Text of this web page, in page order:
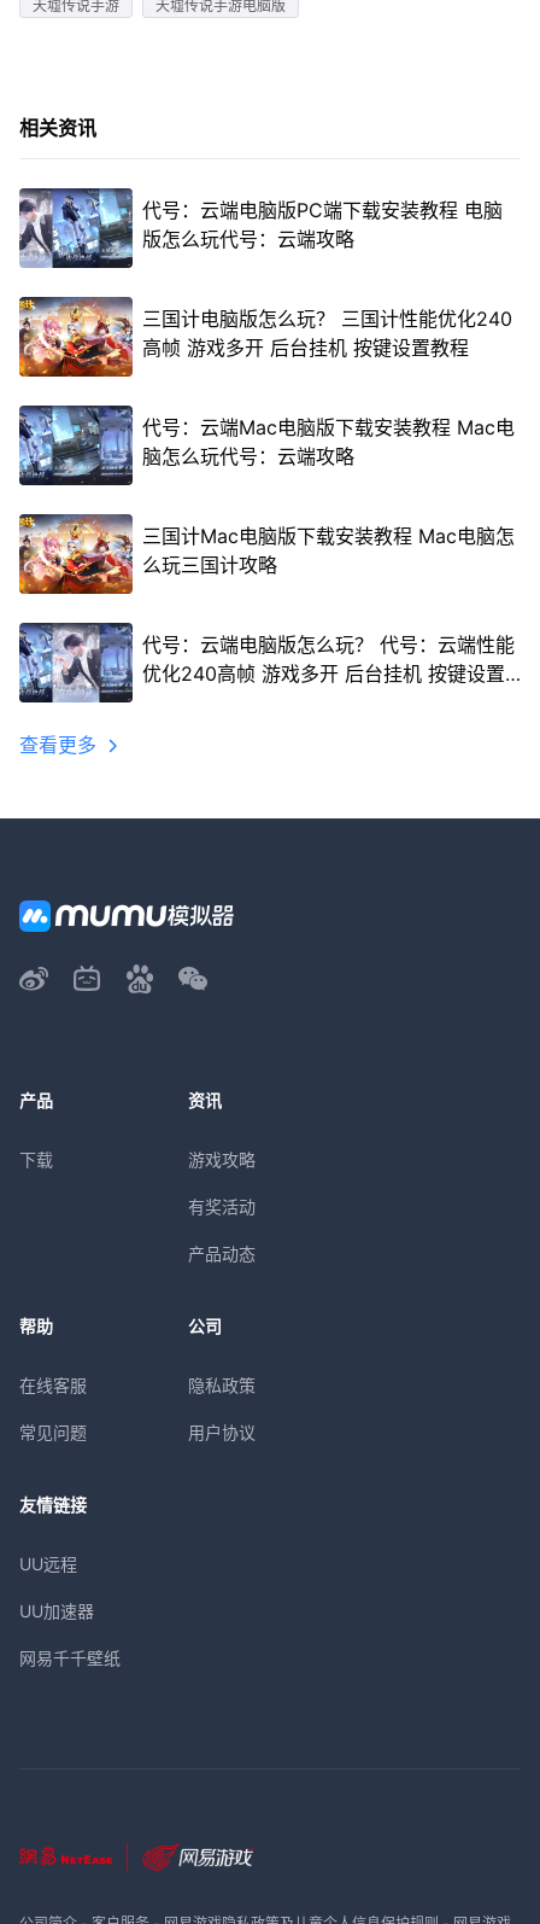
天墟传说手游
天墟传说手游电脑版
相关资讯
代号：云端电脑版PC端下载安装教程 电脑
版怎么玩代号：云端攻略
三国计电脑版怎么玩？ 三国计性能优化240
高帧 游戏多开 后台挂机 按键设置教程
代号：云端Mac电脑版下载安装教程 Mac电
脑怎么玩代号：云端攻略
三国计Mac电脑版下载安装教程 Mac电脑怎
么玩三国计攻略
代号：云端电脑版怎么玩？ 代号：云端性能
优化240高帧 游戏多开 后台挂机 按键设置
查看更多
产品
下载
资讯
游戏攻略
有奖活动
产品动态
帮助
在线客服
常见问题
公司
隐私政策
用户协议
友情链接
UU远程
UU加速器
网易千千壁纸